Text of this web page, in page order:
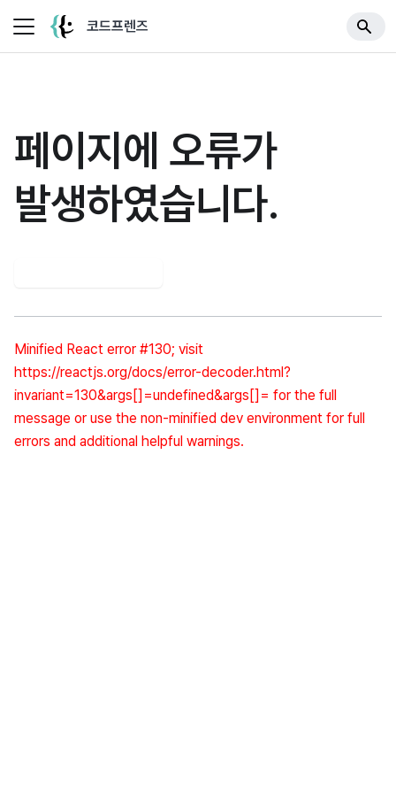
코드프렌즈
페이지에 오류가
발생하였습니다.
Minified React error #130; visit
https://reactjs.org/docs/error-decoder.html?
invariant=130&args[]=undefined&args[]= for the full
message or use the non-minified dev environment for full
errors and additional helpful warnings.